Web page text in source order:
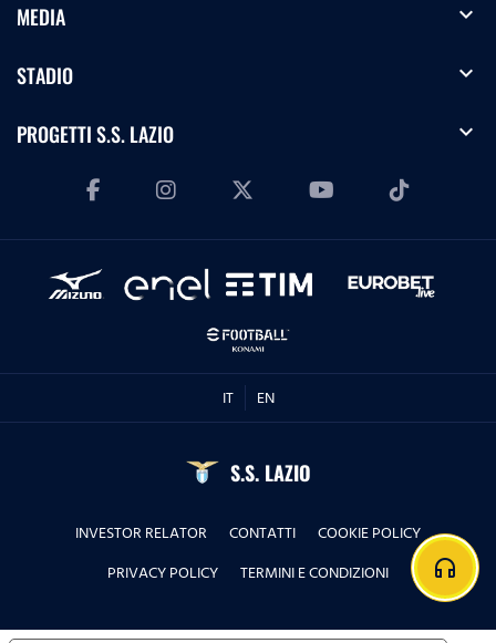
MEDIA expand_more
STADIO expand_more
PROGETTI S.S. LAZIO expand_more
IT EN
S.S. LAZIO
INVESTOR RELATOR CONTATTI
COOKIE POLICY
PRIVACY POLICY
TERMINI E CONDIZIONI headphones